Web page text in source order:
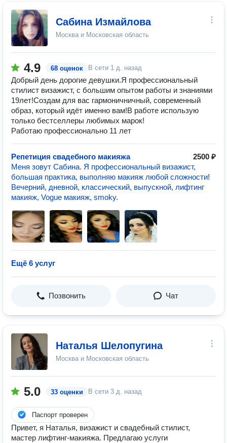
Сабина Измайлова
Москва и Московская область
4.9 68 оценок В сети 1 д. назад
Добрый день дорогие девушки.Я профессиональный
стилист визажист, с большим опытом работы и знаниями
19лет!Создам для вас гармоничничный, современный
образ, который идёт именно вам!В работе использую
только бестселлеры любимых марок!
Работаю профессионально 11 лет
Репетиция свадебного макияжа
2500 ₽
Меня зовут Сабина. Я профессиональный визажист,
большая практика, выполняю макияж любой сложности!
Вечерний, дневной, классический, выпускной, лифтинг
макияж, Vogue макияж, smoky.
Ещё 6 услуг
Позвонить Чат
Наталья Шелопугина
Москва и Московская область
5.0 33 оценки В сети 3 д. назад
Паспорт проверен
Привет, я Наталья, визажист и свадебный стилист,
мастер лифтинг-макияжа. Предлагаю услуги